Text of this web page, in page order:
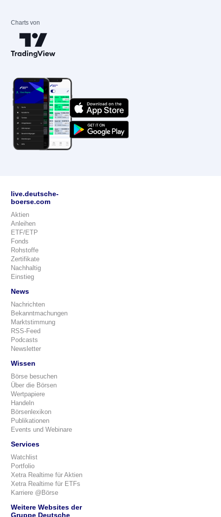
Charts von
live.deutsche-
boerse.com
Aktien
Anleihen
ETF/ETP
Fonds
Rohstoffe
Zertifikate
Nachhaltig
Einstieg
News
Nachrichten
Bekanntmachungen
Marktstimmung
RSS-Feed
Podcasts
Newsletter
Wissen
Börse besuchen
Über die Börsen
Wertpapiere
Handeln
Börsenlexikon
Publikationen
Events und Webinare
Services
Watchlist
Portfolio
Xetra Realtime für Aktien
Xetra Realtime für ETFs
Karriere @Börse
Weitere Websites der
Gruppe Deutsche